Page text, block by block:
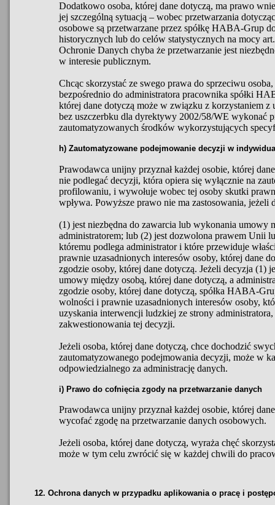
Dodatkowo osoba, której dane dotyczą, ma prawo
jej szczególną sytuacją – wobec przetwarzania
osobowe są przetwarzane przez spółkę HABA-Grup
historycznych lub do celów statystycznych na mocy
Ochronie Danych chyba że przetwarzanie jest
w interesie publicznym.
Chcąc skorzystać ze swego prawa do sprzeciwu
bezpośrednio do administratora pracownika spółki
której dane dotyczą może w związku z korzystaniem z
bez uszczerbku dla dyrektywy 2002/58/WE wykonać
zautomatyzowanych środków wykorzystujących
h) Zautomatyzowane podejmowanie decyzji w
Prawodawca unijny przyznał każdej osobie, której
nie podlegać decyzji, która opiera się wyłącznie na
profilowaniu, i wywołuje wobec tej osoby skutki
wpływa. Powyższe prawo nie ma zastosowania, jeżeli
(1) jest niezbędna do zawarcia lub wykonania umowy
administratorem; lub (2) jest dozwolona prawem Unii
któremu podlega administrator i które przewiduje
prawnie uzasadnionych interesów osoby, której dane
zgodzie osoby, której dane dotyczą. Jeżeli decyzja (1)
umowy między osobą, której dane dotyczą, a
zgodzie osoby, której dane dotyczą, spółka HABA-
wolności i prawnie uzasadnionych interesów osoby,
uzyskania interwencji ludzkiej ze strony
zakwestionowania tej decyzji.
Jeżeli osoba, której dane dotyczą, chce dochodzić
zautomatyzowanego podejmowania decyzji, może w
odpowiedzialnego za administrację danych.
i) Prawo do cofnięcia zgody na przetwarzanie danych
Prawodawca unijny przyznał każdej osobie, której
wycofać zgodę na przetwarzanie danych osobowych.
Jeżeli osoba, której dane dotyczą, wyraża chęć
może w tym celu zwrócić się w każdej chwili do
12. Ochrona danych w przypadku aplikowania o pracę i